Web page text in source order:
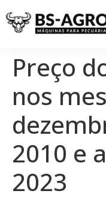
Preço
nos
2010 e
2023